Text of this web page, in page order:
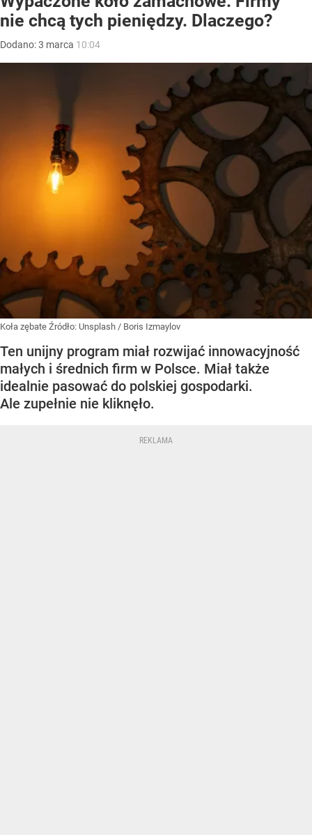
nie chcą tych pieniędzy. Dlaczego?
Dodano:3 marca 10:04
Koła zębate Źródło: Unsplash / Boris Izmaylov
Ten unijny program miał rozwijać innowacyjność
małych i średnich firm w Polsce. Miał także
idealnie pasować do polskiej gospodarki.
Ale zupełnie nie kliknęło.